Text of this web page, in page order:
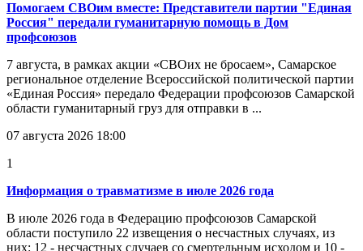
Помогаем СВОим вместе: Представители партии "Единая
Россия" передали гуманитарную помощь в Дом
профсоюзов
7 августа, в рамках акции «СВОих не бросаем», Самарское
региональное отделение Всероссийской политической партии
«Единая Россия» передало Федерации профсоюзов Самарской
области гуманитарный груз для отправки в ...
07 августа 2026 18:00
1
Информация о травматизме в июле 2026 года
В июле 2026 года в Федерацию профсоюзов Самарской
области поступило 22 извещения о несчастных случаях, из
них: 12 - несчастных случаев со смертельным исходом и 10 -